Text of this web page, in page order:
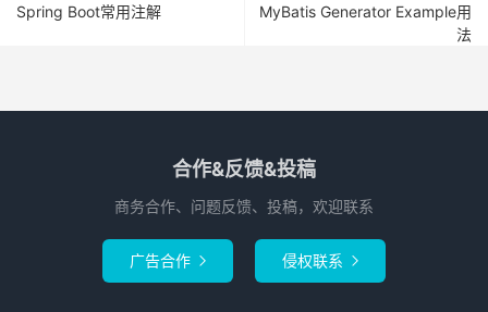
Spring Boot常用注解
MyBatis Generator Example用
法
合作&反馈&投稿
商务合作、问题反馈、投稿，欢迎联系
广告合作  侵权联系 